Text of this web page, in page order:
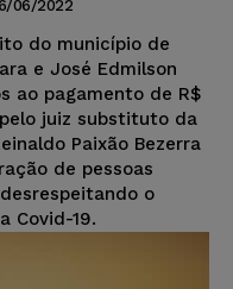
06/2022
do município de
e José Edmilson
ao pagamento de R$
juiz substituto da
Paixão Bezerra
de pessoas
o
Covid-19.